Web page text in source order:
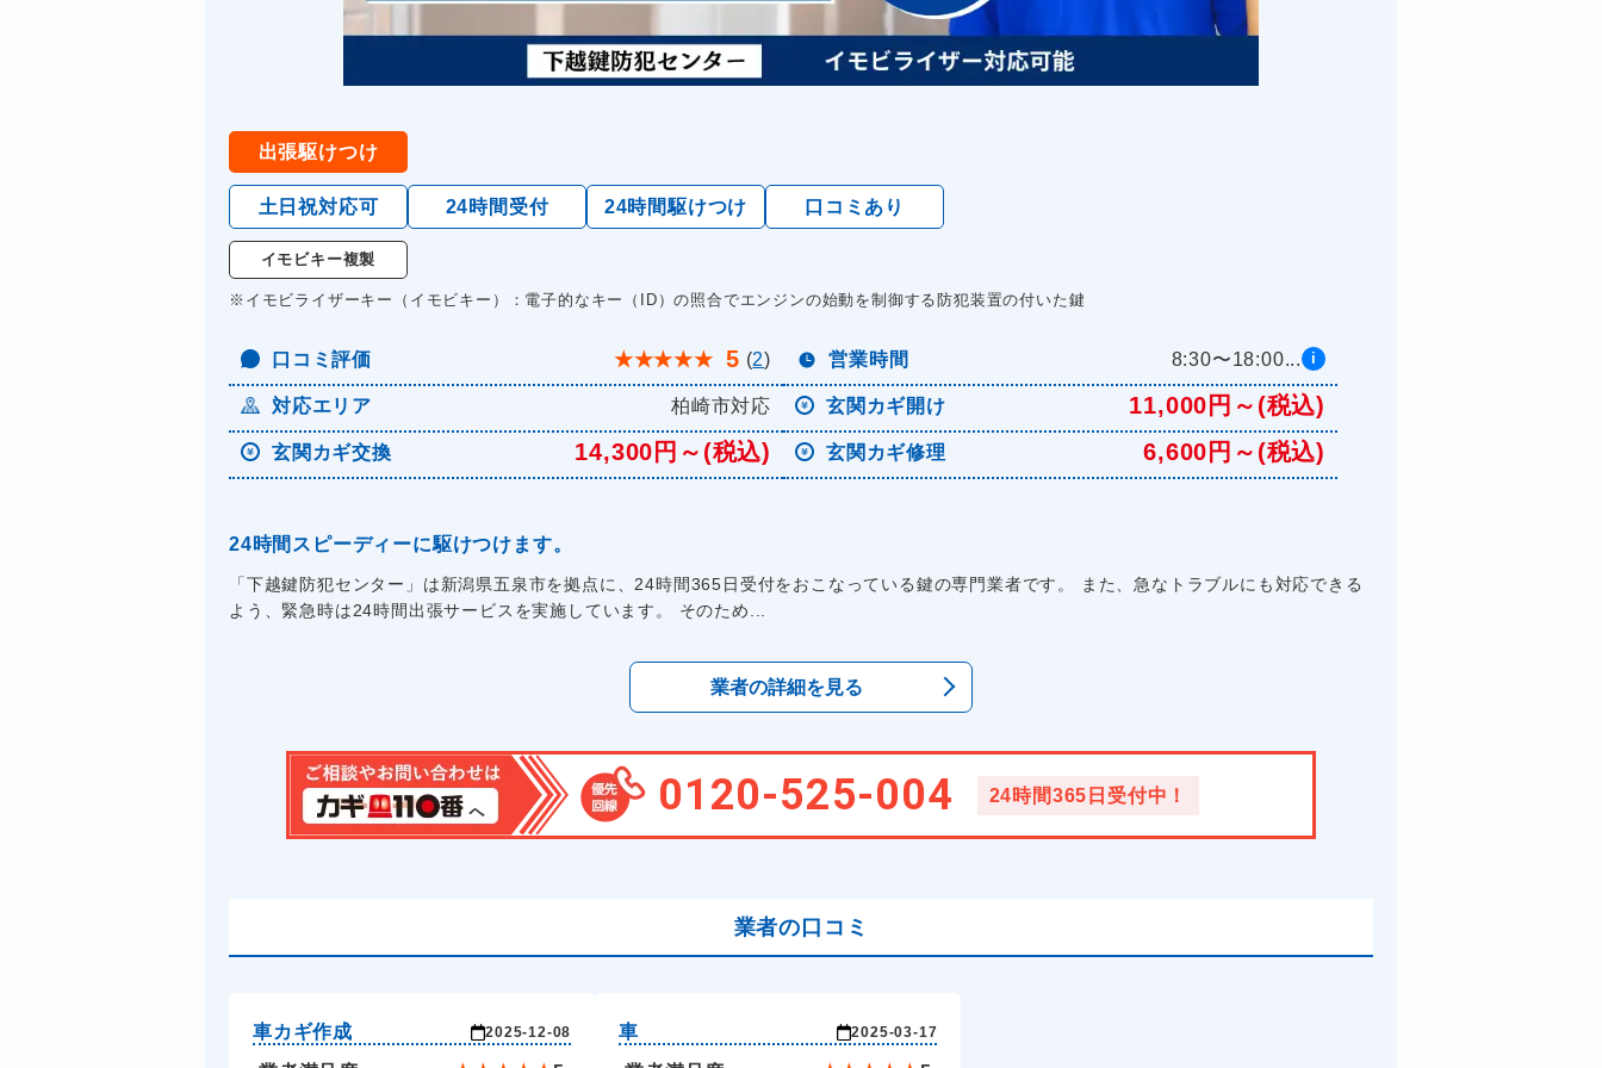
出張駆けつけ
土日祝対応可 24時間受付 24時間駆けつけ 口コミあり
イモビキー複製
※イモビライザーキー（イモビキー）：電子的なキー（ID）の照合でエンジンの始動を制御する防犯装置の付いた鍵
口コミ評価 ★★★★★ 5 (2) 営業時間 8:30〜18:00... i
対応エリア 柏崎市対応 玄関カギ開け 11,000円～(税込)
玄関カギ交換 14,300円～(税込) 玄関カギ修理 6,600円～(税込)
24時間スピーディーに駆けつけます。
「下越鍵防犯センター」は新潟県五泉市を拠点に、24時間365日受付をおこなっている鍵の専門業者です。 また、急なトラブルにも対応できる
よう、緊急時は24時間出張サービスを実施しています。 そのため...
業者の詳細を見る
0120-525-004 24時間365日受付中！
業者の口コミ
車カギ作成 2025-12-08 車 2025-03-17